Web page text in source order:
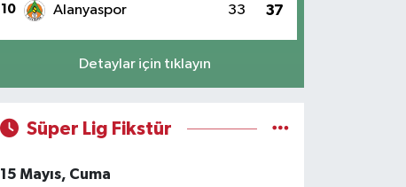
10 Alanyaspor 33 37
Detaylar için tıklayın
Süper Lig Fikstür
15 Mayıs, Cuma